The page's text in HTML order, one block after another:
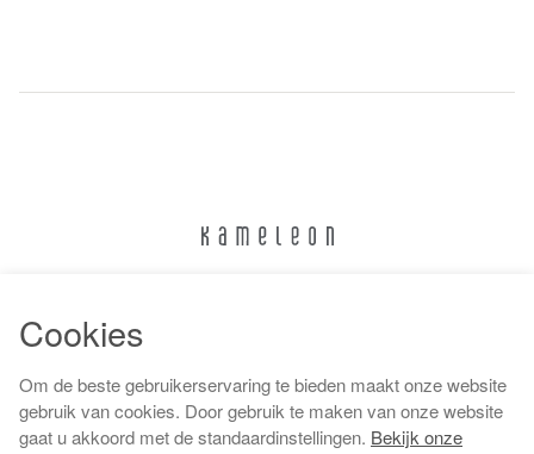
Algemene voorwaarden
Cookies
Om de beste gebruikerservaring te bieden maakt onze website
gebruik van cookies. Door gebruik te maken van onze website
gaat u akkoord met de standaardinstellingen. Bekijk onze